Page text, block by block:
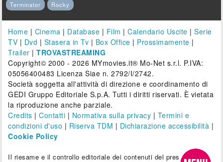
Terminator
Rocky
Home | Cinema | Database | Film |Calendario Uscite |Serie
TV | Dvd | Stasera in Tv | Box Office | Prossimamente |
Trailer |TROVASTREAMING
Copyright© 2000 - 2026 MYmovies.it® Mo-Net s.r.l. P.IVA:
05056400483 Licenza Siae n. 2792/I/2742.
Società soggetta all'attività di direzione e coordinamento di
GEDI Gruppo Editoriale S.p.A. Tutti i diritti riservati. È vietata
la riproduzione anche parziale.
Credits |Contatti | Normativa sulla privacy | Termini e
condizioni d'uso | Riserva TDM | Dichiarazione accessibilità |
Cookie Policy
Il riesame e il controllo editoriale dei contenuti del presente sito